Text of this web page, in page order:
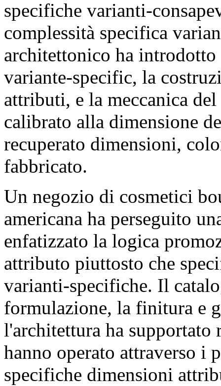
specifiche varianti-
complessità specifica
architettonico ha
variante-specific, la
attributi, e la meccanica
calibrato alla dimensione
recuperato dimensioni,
fabbricato.
Un negozio di cosmetici
americana ha perseguito
enfatizzato la logica
attributo piuttosto che
varianti-specifiche. Il
formulazione, la finitura e
l'architettura ha supportato
hanno operato attraverso i
specifiche dimensioni